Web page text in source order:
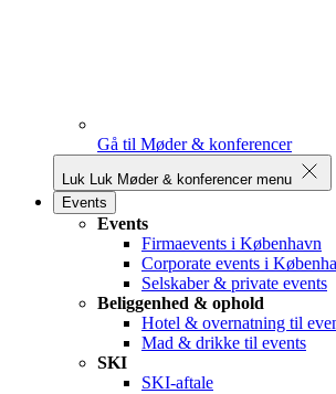
Gå til Møder & konferencer
Luk Luk Møder & konferencer menu
Events
Events
Firmaevents i København
Corporate events i
Selskaber & private events
Beliggenhed & ophold
Hotel & overnatning til
Mad & drikke til events
SKI
SKI-aftale